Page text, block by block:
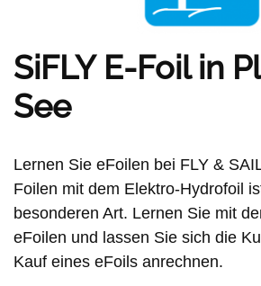
SiFLY E-Foil in
See
Lernen Sie eFoilen bei FLY &
Foilen mit dem Elektro-Hydrofoil
besonderen Art. Lernen Sie mit
eFoilen und lassen Sie sich die
Kauf eines eFoils anrechnen.